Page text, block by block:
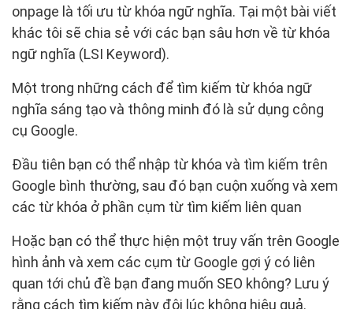
onpage là tối ưu từ khóa ngữ nghĩa. Tại một bài viết
khác tôi sẽ chia sẻ với các bạn sâu hơn về từ khóa
ngữ nghĩa (LSI Keyword).
Một trong những cách để tìm kiếm từ khóa ngữ
nghĩa sáng tạo và thông minh đó là sử dụng công
cụ Google.
Đầu tiên bạn có thể nhập từ khóa và tìm kiếm trên
Google bình thường, sau đó bạn cuộn xuống và xem
các từ khóa ở phần cụm từ tìm kiếm liên quan
Hoặc bạn có thể thực hiện một truy vấn trên Google
hình ảnh và xem các cụm từ Google gợi ý có liên
quan tới chủ đề bạn đang muốn SEO không? Lưu ý
rằng cách tìm kiếm này đôi lúc không hiệu quả.